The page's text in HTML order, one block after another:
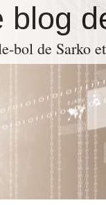
blog
bol de Sarko